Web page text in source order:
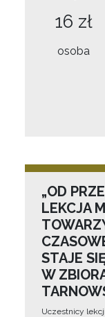
16 zł
osoba
„OD
LEKCJA
STAJE
W
Uczestnicy